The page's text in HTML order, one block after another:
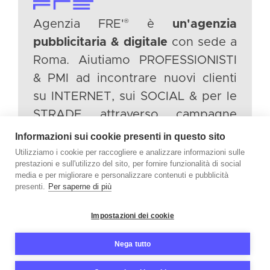
Agenzia FRE'®è un'agenzia
pubblicitaria & digitale con sede a
Roma. Aiutiamo PROFESSIONISTI
& PMI ad incontrare nuovi clienti
su INTERNET, sui SOCIAL & per le
STRADE attraverso campagne
pubblicitarie intelligenti.
TWITTER
INSTAGRAM
FACEBOOK
2026 AGENZIA FRE' — All Rights Reserved. P.IVA
Informazioni sui cookie presenti in questo sito
Utilizziamo i cookie per raccogliere e analizzare informazioni sulle
prestazioni e sull'utilizzo del sito, per fornire funzionalità di social
media e per migliorare e personalizzare contenuti e pubblicità
presenti. Per saperne di più
Impostazioni dei cookie
Nega tutto